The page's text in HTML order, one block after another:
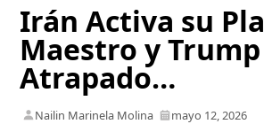
Irán Activa su
Maestro y
Atrapado…
Nailin Marinela Molina mayo 12, 2026